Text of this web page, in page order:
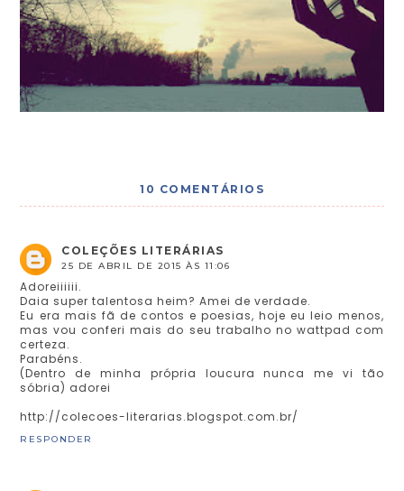
10 COMENTÁRIOS
COLEÇÕES LITERÁRIAS
25 DE ABRIL DE 2015 ÀS 11:06
Adoreiiiiii.
Daia super talentosa heim? Amei de verdade.
Eu era mais fã de contos e poesias, hoje eu leio menos,
mas vou conferi mais do seu trabalho no wattpad com
certeza.
Parabéns.
(Dentro de minha própria loucura nunca me vi tão
sóbria) adorei
http://colecoes-literarias.blogspot.com.br/
RESPONDER